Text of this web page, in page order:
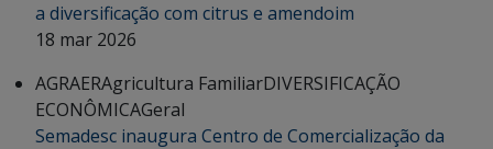
a diversificação com citrus e amendoim
18 mar 2026
AGRAERAgricultura FamiliarDIVERSIFICAÇÃO
ECONÔMICAGeral
Semadesc inaugura Centro de Comercialização da